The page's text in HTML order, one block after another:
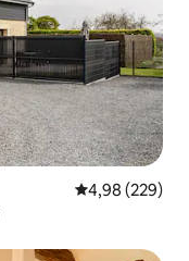
Průměrné
4,98 (229)